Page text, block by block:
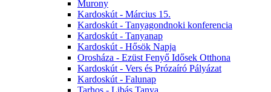
Murony
Kardoskút - Március 15.
Kardoskút - Tanyagondnoki konferencia
Kardoskút - Tanyanap
Kardoskút - Hősök Napja
Orosháza - Ezüst Fenyő Idősek Otthona
Kardoskút - Vers és Prózaíró Pályázat
Kardoskút - Falunap
Tarhos - Libás Tanya